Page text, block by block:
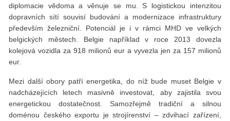
diplomacie vědoma a věnuje se mu. S logistickou intenzitou
dopravních sítí souvisí budování a modernizace infrastruktury
především železniční. Potenciál je i v rámci MHD ve velkých
belgických městech. Belgie například v roce 2013 dovezla
kolejová vozidla za 918 milionů eur a vyvezla jen za 157 milionů
eur.
Mezi další obory patří energetika, do níž bude muset Belgie v
nadcházejících letech masivně investovat, aby zajistila svou
energetickou dostatečnost. Samozřejmě tradiční a silnou
doménou českého exportu je strojírenství – zdvihací zařízení,